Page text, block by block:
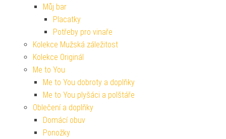
Můj bar
Placatky
Potřeby pro vinaře
Kolekce Mužská záležitost
Kolekce Originál
Me to You
Me to You dobroty a doplňky
Me to You plyšáci a polštáře
Oblečení a doplňky
Domácí obuv
Ponožky